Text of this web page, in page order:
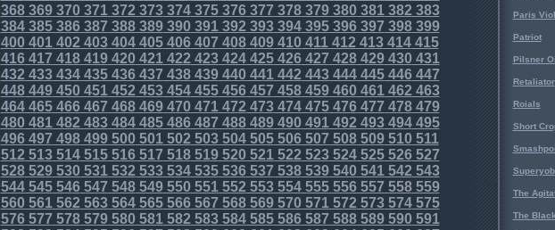
368369370371372 373374375376377 378379380381382 383
384385386387 388389390391392 393394395396397 398399
400401402 403404405406407 408409410411412 413414415
416417 418419420421422 423424425426427 428429430431
432 433434435436437 438439440441442 443444445446447
448449450451452 453454455456457 458459460461462 463
464465466467 468469470471472 473474475476477 478479
480481482 483484485486487 488489490491492 493494495
496497 498499500501502 503504505506507 508509510511
512 513514515516517 518519520521522 523524525526527
528529530531532 533534535536537 538539540541542 543
544545546547 548549550551552 553554555556557 558559
560561562 563564565566567 568569570571572 573574575
576577 578579580581582 583584585586587 588589590591
Paris
Patriot
Pilsner
Retaliator
Roials
Short
Superyob
The
The